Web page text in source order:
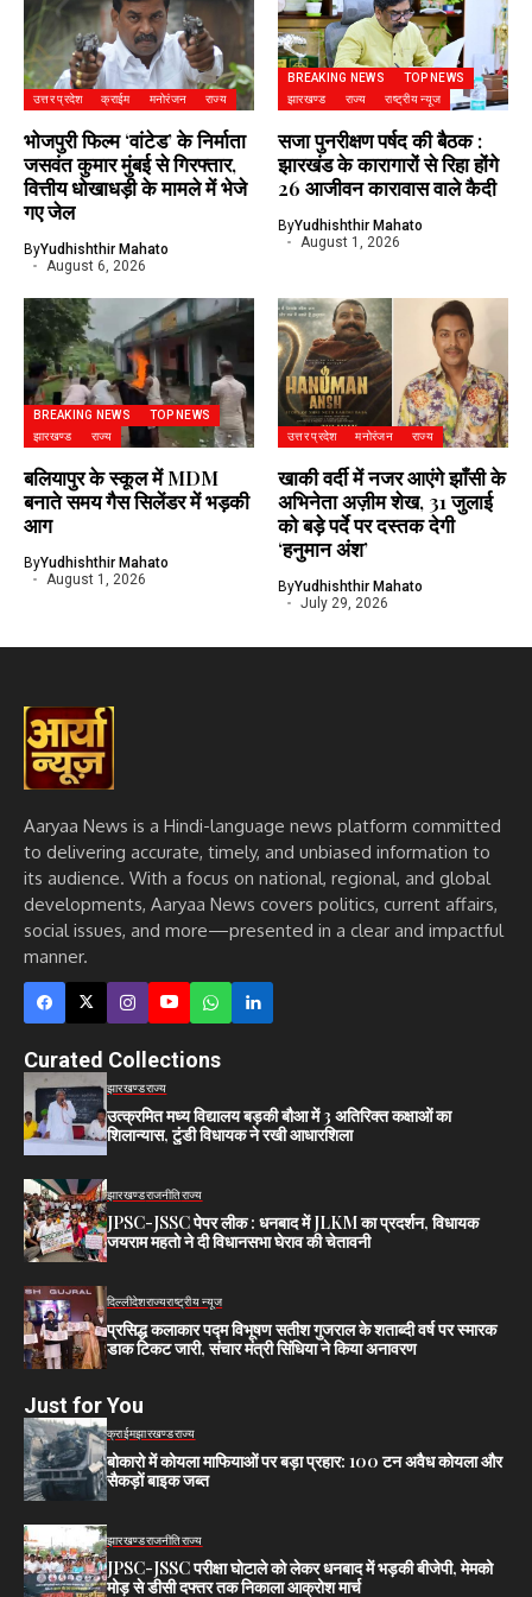
उत्तर प्रदेश क्राईम मनोरंजन राज्य
भोजपुरी फिल्म ‘वांटेड’ के निर्माता
जसवंत कुमार मुंबई से गिरफ्तार,
वित्तीय धोखाधड़ी के मामले में भेजे
गए जेल
ByYudhishthir Mahato
August 6, 2026
BREAKING NEWS
TOP NEWS
झारखण्ड
राज्य राष्ट्रीय न्यूज
सजा पुनरीक्षण पर्षद की बैठक :
झारखंड के कारागारों से रिहा होंगे
26 आजीवन कारावास वाले कैदी
ByYudhishthir Mahato
August 1, 2026
BREAKING NEWS
TOP NEWS
झारखण्ड
राज्य
बलियापुर के स्कूल में MDM
बनाते समय गैस सिलेंडर में भड़की
आग
ByYudhishthir Mahato
August 1, 2026
उत्तर प्रदेश मनोरंजन राज्य
खाकी वर्दी में नजर आएंगे झाँसी के
अभिनेता अज़ीम शेख, 31 जुलाई
को बड़े पर्दे पर दस्तक देगी
‘हनुमान अंश’
ByYudhishthir Mahato
July 29, 2026
Aaryaa News is a Hindi-language news platform committed
to delivering accurate, timely, and unbiased information to
its audience. With a focus on national, regional, and global
developments, Aaryaa News covers politics, current affairs,
social issues, and more—presented in a clear and impactful
manner.
Curated Collections
झारखण्डराज्य
उत्क्रमित मध्य विद्यालय बड़की बौआ में 3 अतिरिक्त कक्षाओं का
शिलान्यास, टुंडी विधायक ने रखी आधारशिला
झारखण्डराजनीतिराज्य
JPSC-JSSC पेपर लीक : धनबाद में JLKM का प्रदर्शन, विधायक
जयराम महतो ने दी विधानसभा घेराव की चेतावनी
दिल्लीदेशराज्यराष्ट्रीय न्यूज
प्रसिद्ध कलाकार पद्म विभूषण सतीश गुजराल के शताब्दी वर्ष पर स्मारक
डाक टिकट जारी, संचार मंत्री सिंधिया ने किया अनावरण
Just for You
क्राईमझारखण्डराज्य
बोकारो में कोयला माफियाओं पर बड़ा प्रहार: 100 टन अवैध कोयला और
सैकड़ों बाइक जब्त
झारखण्डराजनीतिराज्य
JPSC-JSSC परीक्षा घोटाले को लेकर धनबाद में भड़की बीजेपी, मेमको
मोड़ से डीसी दफ्तर तक निकाला आक्रोश मार्च